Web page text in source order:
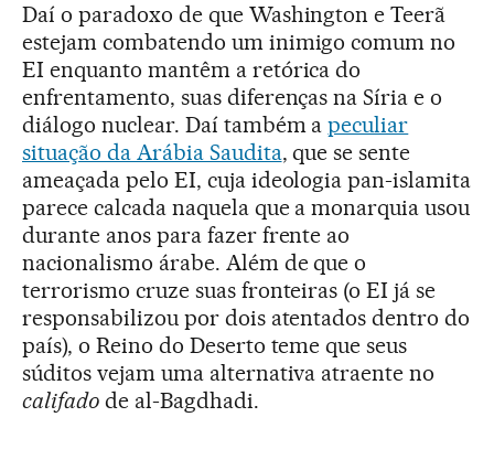
Daí o paradoxo de que Washington e Teerã
estejam combatendo um inimigo comum no
EI enquanto mantêm a retórica do
enfrentamento, suas diferenças na Síria e o
diálogo nuclear. Daí também apeculiar
situação da Arábia Saudita, que se sente
ameaçada pelo EI, cuja ideologia pan-islamita
parece calcada naquela que a monarquia usou
durante anos para fazer frente ao
nacionalismo árabe. Além de que o
terrorismo cruze suas fronteiras (o EI já se
responsabilizou por dois atentados dentro do
país), o Reino do Deserto teme que seus
súditos vejam uma alternativa atraente no
califadode al-Bagdhadi.